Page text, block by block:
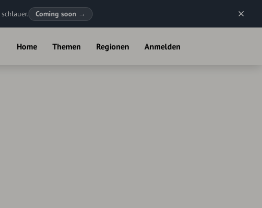
Coming soon →
Home Themen Regionen Anmelden